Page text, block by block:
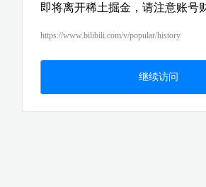
即将离开稀土掘金，请注意账号
https://www.bilibili.com/v/popular/history
继续访问